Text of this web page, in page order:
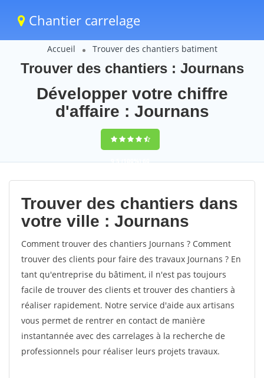
Chantier carrelage
Accueil Trouver des chantiers batiment
Trouver des chantiers : Journans
Développer votre chiffre
d'affaire : Journans
9,5(100%)60
votes
Trouver des chantiers dans
votre ville : Journans
Comment trouver des chantiers Journans ? Comment
trouver des clients pour faire des travaux Journans ? En
tant qu'entreprise du bâtiment, il n'est pas toujours
facile de trouver des clients et trouver des chantiers à
réaliser rapidement. Notre service d'aide aux artisans
vous permet de rentrer en contact de manière
instantannée avec des carrelages à la recherche de
professionnels pour réaliser leurs projets travaux.